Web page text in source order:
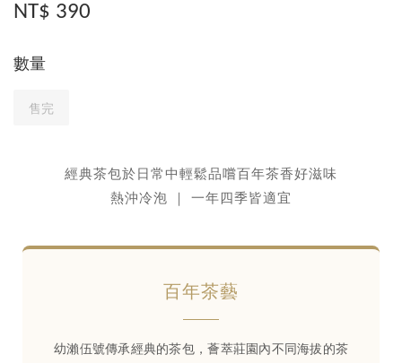
NT$ 390
數量
售完
經典茶包於日常中輕鬆品嚐百年茶香好滋味
熱沖冷泡 ｜ 一年四季皆適宜
百年茶藝
幼瀨伍號傳承經典的茶包，薈萃莊園內不同海拔的茶